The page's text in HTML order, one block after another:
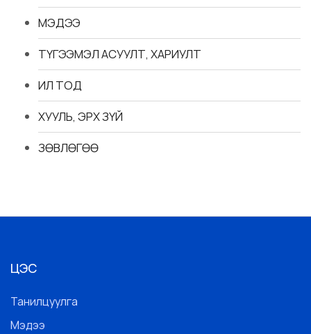
МЭДЭЭ
ТҮГЭЭМЭЛ АСУУЛТ, ХАРИУЛТ
ИЛ ТОД
ХУУЛЬ, ЭРХ ЗҮЙ
ЗӨВЛӨГӨӨ
ЦЭС
Танилцуулга
Мэдээ